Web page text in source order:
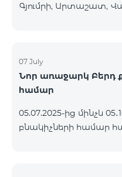
Գյումրի, Արտաշատ,
զեղչով առաջին 6
բաժանորդագրության
Հիմնական արժեք Զեղչված արժեք 1-6 ամիսների
ԿՈՍՄՈ 3 7400 Մարզային 7400 3700 ԿՈՍՄՈ
Մարզային 9900 4950
07 July
Նոր առաջարկ Բերդ
համար
05.07.2025-ից մինչև
բնակիչների համար